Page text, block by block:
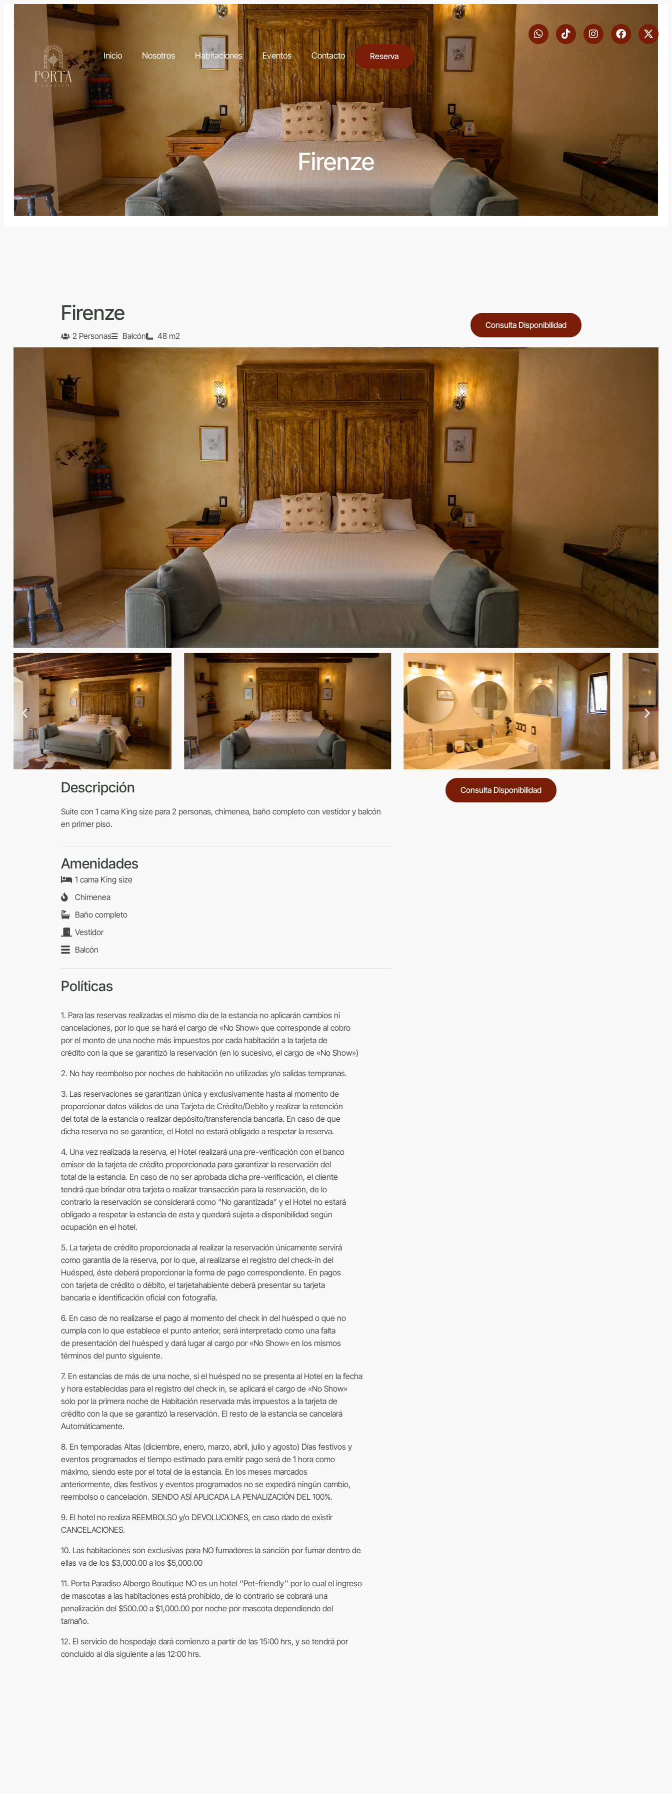
Inicio Nosotros Habitaciones Eventos Contacto Reserva
Firenze
Firenze
2 Personas Balcón 48 m2
Consulta Disponibilidad
Descripción
Suite con 1 cama King size para 2 personas, chimenea, baño completo con vestidor y balcón
en primer piso.
Amenidades
1 cama King size
Chimenea
Baño completo
Vestidor
Balcón
Políticas
1. Para las reservas realizadas el mismo día de la estancia no aplicarán cambios ni
cancelaciones, por lo que se hará el cargo de «No Show» que corresponde al cobro
por el monto de una noche más impuestos por cada habitación a la tarjeta de
crédito con la que se garantizó la reservación (en lo sucesivo, el cargo de «No Show»)
2. No hay reembolso por noches de habitación no utilizadas y/o salidas tempranas.
3. Las reservaciones se garantizan única y exclusivamente hasta al momento de
proporcionar datos válidos de una Tarjeta de Crédito/Debito y realizar la retención
del total de la estancia o realizar depósito/transferencia bancaria. En caso de que
dicha reserva no se garantice, el Hotel no estará obligado a respetar la reserva.
4. Una vez realizada la reserva, el Hotel realizará una pre-verificación con el banco
emisor de la tarjeta de crédito proporcionada para garantizar la reservación del
total de la estancia. En caso de no ser aprobada dicha pre-verificación, el cliente
tendrá que brindar otra tarjeta o realizar transacción para la reservación, de lo
contrario la reservación se considerará como “No garantizada” y el Hotel no estará
obligado a respetar la estancia de esta y quedará sujeta a disponibilidad según
ocupación en el hotel.
5. La tarjeta de crédito proporcionada al realizar la reservación únicamente servirá
como garantía de la reserva, por lo que, al realizarse el registro del check-in del
Huésped, éste deberá proporcionar la forma de pago correspondiente. En pagos
con tarjeta de crédito o débito, el tarjetahabiente deberá presentar su tarjeta
bancaria e identificación oficial con fotografía.
6. En caso de no realizarse el pago al momento del check in del huésped o que no
cumpla con lo que establece el punto anterior, será interpretado como una falta
de presentación del huésped y dará lugar al cargo por «No Show» en los mismos
términos del punto siguiente.
7. En estancias de más de una noche, si el huésped no se presenta al Hotel en la fecha
y hora establecidas para el registro del check in, se aplicará el cargo de «No Show»
solo por la primera noche de Habitación reservada más impuestos a la tarjeta de
crédito con la que se garantizó la reservación. El resto de la estancia se cancelará
Automáticamente.
8. En temporadas Altas (diciembre, enero, marzo, abril, julio y agosto) Días festivos y
eventos programados el tiempo estimado para emitir pago será de 1 hora como
máximo, siendo este por el total de la estancia. En los meses marcados
anteriormente, días festivos y eventos programados no se expedirá ningún cambio,
reembolso o cancelación. SIENDO ASÍ APLICADA LA PENALIZACIÓN DEL 100%.
9. El hotel no realiza REEMBOLSO y/o DEVOLUCIONES, en caso dado de existir
CANCELACIONES.
10. Las habitaciones son exclusivas para NO fumadores la sanción por fumar dentro de
ellas va de los $3,000.00 a los $5,000.00
11. Porta Paradiso Albergo Boutique NO es un hotel ‘’Pet-friendly’’ por lo cual el ingreso
de mascotas a las habitaciones está prohibido, de lo contrario se cobrará una
penalización del $500.00 a $1,000.00 por noche por mascota dependiendo del
tamaño.
12. El servicio de hospedaje dará comienzo a partir de las 15:00 hrs, y se tendrá por
concluido al día siguiente a las 12:00 hrs.
Consulta Disponibilidad